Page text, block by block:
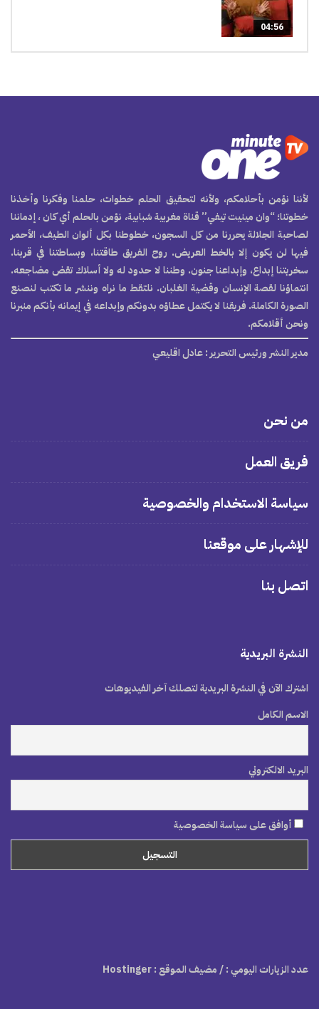
04:56
لأننا نؤمن بأحلامكم، ولأنه لتحقيق الحلم خطوات، حلمنا وفكرنا وأخذنا
خطوتنا؛ “وان مينيت تيفي” قناة مغربية شبابية، نؤمن بالحلم أي كان ، إدماننا
لصاحبة الجلالة يحررنا من كل السجون، خطوطنا بكل ألوان الطيف، الأحمر
فيها لن يكون إلا بالخط العريض. روح الفريق طاقتنا، وبساطتنا في قربنا.
سخريتنا إبداع، وإبداعنا جنون. وطننا لا حدود له ولا أسلاك تقض مضاجعه.
انتماؤنا لقصة الإنسان وقضية الغلبان. نلتقط ما نراه وننشر ما تكتب لنصنع
الصورة الكاملة. فريقنا لا يكتمل عطاؤه بدونكم وإبداعه في إيمانه بأنكم منبرنا
ونحن أقلامكم.
مدير النشر ورئيس التحرير: عادل اقليعي
من نحن
فريق العمل
سياسة الاستخدام والخصوصية
للإشهار على موقعنا
اتصل بنا
النشرة البريدية
اشترك الآن في النشرة البريدية لتصلك آخر الفيديوهات
الاسم الكامل
البريد الالكتروني
أوافق على سياسة الخصوصية
عدد الزيارات اليومي :/ مضيف الموقع : Hostinger